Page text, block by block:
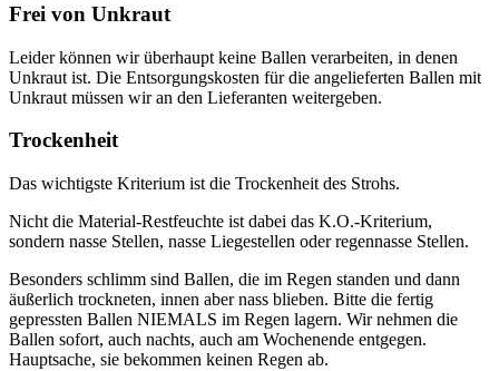
Frei von Unkraut
Leider können wir überhaupt keine Ballen verarbeiten, in denen
Unkraut ist. Die Entsorgungskosten für die angelieferten Ballen mit
Unkraut müssen wir an den Lieferanten weitergeben.
Trockenheit
Das wichtigste Kriterium ist die Trockenheit des Strohs.
Nicht die Material-Restfeuchte ist dabei das K.O.-Kriterium,
sondern nasse Stellen, nasse Liegestellen oder regennasse Stellen.
Besonders schlimm sind Ballen, die im Regen standen und dann
äußerlich trockneten, innen aber nass blieben. Bitte die fertig
gepressten Ballen NIEMALS im Regen lagern. Wir nehmen die
Ballen sofort, auch nachts, auch am Wochenende entgegen.
Hauptsache, sie bekommen keinen Regen ab.